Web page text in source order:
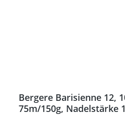
Bergere Barisienne 12,
75m/150g,